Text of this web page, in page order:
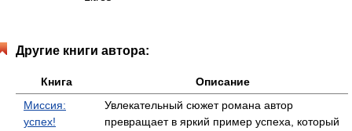
Другие книги автора:
Книга
Описание
Миссия:
успех!
Увлекательный сюжет романа автор
превращает в яркий пример успеха, который